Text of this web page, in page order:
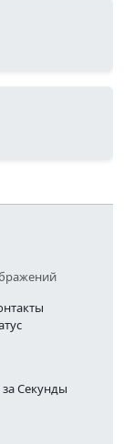
Секунды